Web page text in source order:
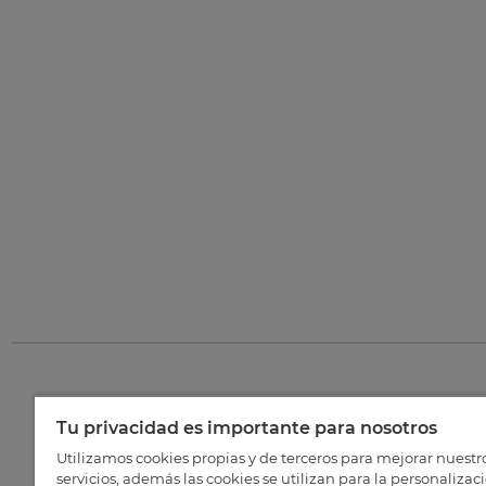
Tu privacidad es importante para nosotros
Utilizamos cookies propias y de terceros para mejorar
servicios, además las cookies se utilizan para la